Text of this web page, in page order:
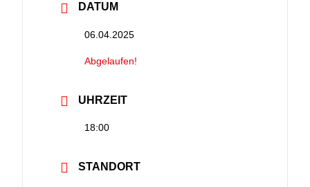
DATUM
06.04.2025
Abgelaufen!
UHRZEIT
18:00
STANDORT